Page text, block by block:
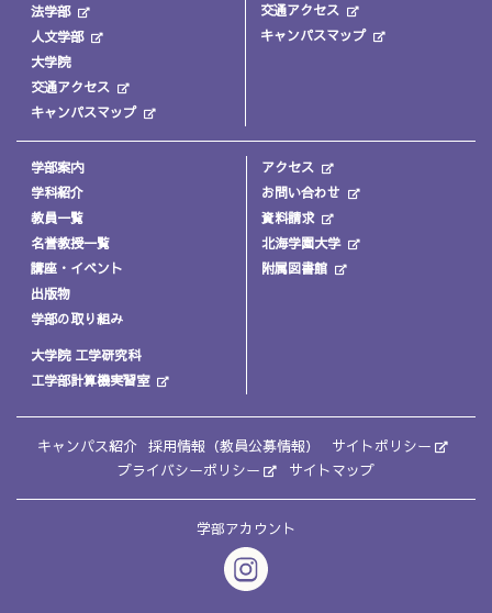
法学部
人文学部
大学院
交通アクセス
キャンパスマップ
交通アクセス
キャンパスマップ
学部案内
学科紹介
教員一覧
名誉教授一覧
講座・イベント
出版物
学部の取り組み
大学院 工学研究科
工学部計算機実習室
アクセス
お問い合わせ
資料請求
北海学園大学
附属図書館
キャンパス紹介 採用情報（教員公募情報）
サイトポリシー
プライバシーポリシー
サイトマップ
学部アカウント